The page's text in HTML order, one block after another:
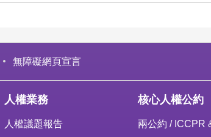
無障礙網頁宣言
人權業務
人權議題報告
核心人權公約
兩公約 / ICCPR